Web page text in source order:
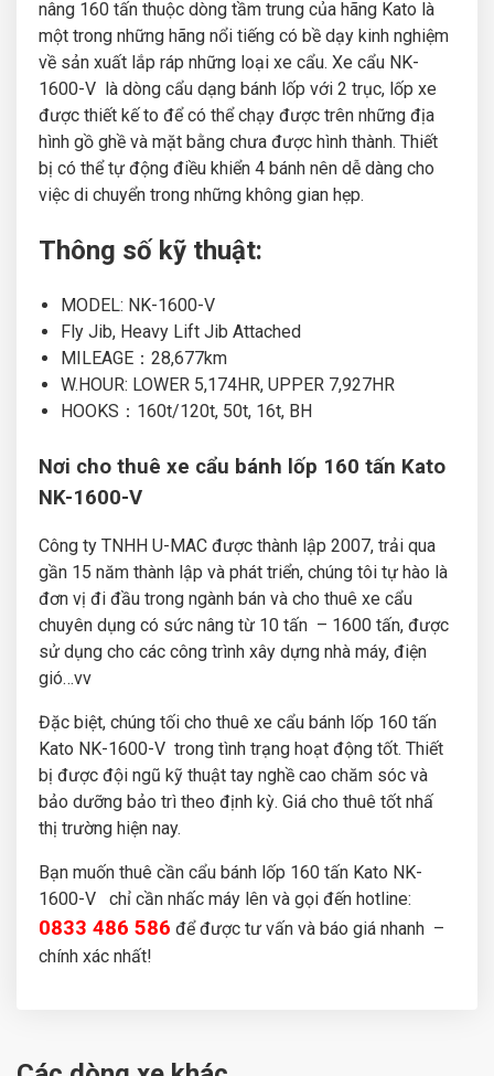
nâng 160 tấn thuộc dòng tầm trung của hãng Kato là
một trong những hãng nổi tiếng có bề dạy kinh nghiệm
về sản xuất lắp ráp những loại xe cẩu. Xe cẩu NK-
1600-V là dòng cẩu dạng bánh lốp với 2 trục, lốp xe
được thiết kế to để có thể chạy được trên những địa
hình gồ ghề và mặt bằng chưa được hình thành. Thiết
bị có thể tự động điều khiển 4 bánh nên dễ dàng cho
việc di chuyển trong những không gian hẹp.
Thông số kỹ thuật:
MODEL: NK-1600-V
Fly Jib, Heavy Lift Jib Attached
MILEAGE：28,677km
W.HOUR: LOWER 5,174HR, UPPER 7,927HR
HOOKS：160t/120t, 50t, 16t, BH
Nơi cho thuê xe cẩu bánh lốp 160 tấn Kato
NK-1600-V
Công ty TNHH U-MAC được thành lập 2007, trải qua
gần 15 năm thành lập và phát triển, chúng tôi tự hào là
đơn vị đi đầu trong ngành bán và cho thuê xe cẩu
chuyên dụng có sức nâng từ 10 tấn – 1600 tấn, được
sử dụng cho các công trình xây dựng nhà máy, điện
gió…vv
Đặc biệt, chúng tối cho thuê xe cẩu bánh lốp 160 tấn
Kato NK-1600-V trong tình trạng hoạt động tốt. Thiết
bị được đội ngũ kỹ thuật tay nghề cao chăm sóc và
bảo dưỡng bảo trì theo định kỳ. Giá cho thuê tốt nhấ
thị trường hiện nay.
Bạn muốn thuê cần cẩu bánh lốp 160 tấn Kato NK-
1600-V chỉ cần nhấc máy lên và gọi đến hotline:
0833 486 586 để được tư vấn và báo giá nhanh –
chính xác nhất!